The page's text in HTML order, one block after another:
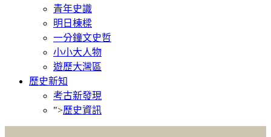
青年史識
明日棟樑
一分鐘文史哲
小小大人物
遊歷大灣區
歷史新知
考古新發現
">歷史資訊